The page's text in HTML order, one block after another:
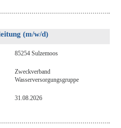
(m/w/d)
85254 Sulzemoos
Zweckverband
Wasserversorgungsgruppe
31.08.2026